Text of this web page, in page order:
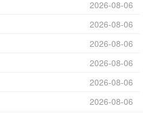
2026-08-06
2026-08-06
2026-08-06
2026-08-06
2026-08-06
2026-08-06